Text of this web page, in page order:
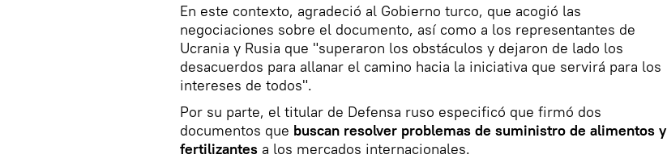
En este contexto, agradeció al Gobierno turco, que acogió las
negociaciones sobre el documento, así como a los representantes de
Ucrania y Rusia que "superaron los obstáculos y dejaron de lado los
desacuerdos para allanar el camino hacia la iniciativa que servirá para los
intereses de todos".
Por su parte, el titular de Defensa ruso especificó que firmó dos
documentos que buscan resolver problemas de suministro de alimentos y
fertilizantes a los mercados internacionales.